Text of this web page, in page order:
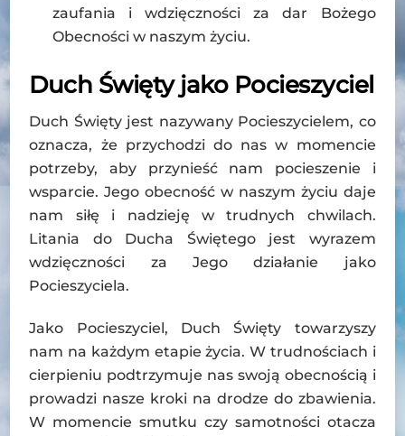
zaufania i wdzięczności za dar Bożego
Obecności w naszym życiu.
Duch Święty jako Pocieszyciel
Duch Święty jest nazywany Pocieszycielem, co
oznacza, że przychodzi do nas w momencie
potrzeby, aby przynieść nam pocieszenie i
wsparcie. Jego obecność w naszym życiu daje
nam siłę i nadzieję w trudnych chwilach.
Litania do Ducha Świętego jest wyrazem
wdzięczności za Jego działanie jako
Pocieszyciela.
Jako Pocieszyciel, Duch Święty towarzyszy
nam na każdym etapie życia. W trudnościach i
cierpieniu podtrzymuje nas swoją obecnością i
prowadzi nasze kroki na drodze do zbawienia.
W momencie smutku czy samotności otacza